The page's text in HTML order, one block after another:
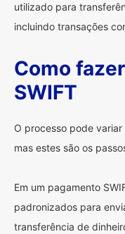
utilizado para
incluindo transações
Como
SWIFT
O processo pode
mas estes são os
Em um pagamento
padronizados para
transferência de